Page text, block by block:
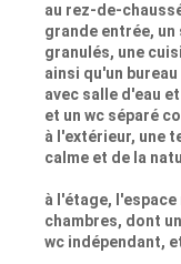
au rez-de-
grande entrée, un
granulés, une
ainsi qu'un
avec salle d'eau
et un wc séparé
à l'extérieur, une
calme et de la
à l'étage,
chambres, dont
wc indépendant,